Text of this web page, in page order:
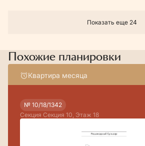
Показать еще 24
Похожие планировки
Квартира месяца
№ 10/18/1342
Секция Секция 10, Этаж 18